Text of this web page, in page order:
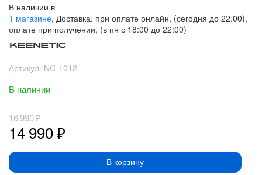
В наличии в
1 магазине, Доставка: при оплате онлайн, (сегодня до 22:00),
оплате при получении, (в пн с 18:00 до 22:00)
Артикул: NC-1012
В наличии
14 990₽
16 990₽
В корзину